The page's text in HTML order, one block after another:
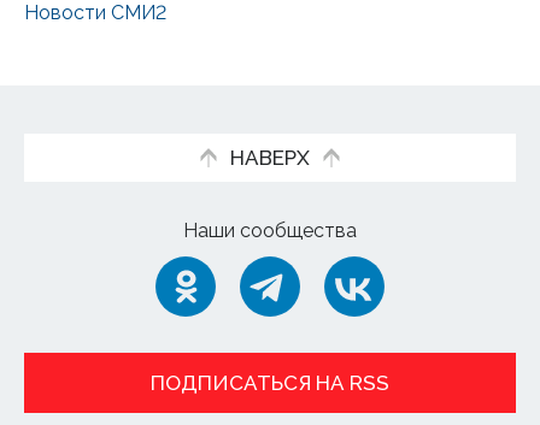
Новости СМИ2
НАВЕРХ
Наши сообщества
ПОДПИСАТЬСЯ НА RSS